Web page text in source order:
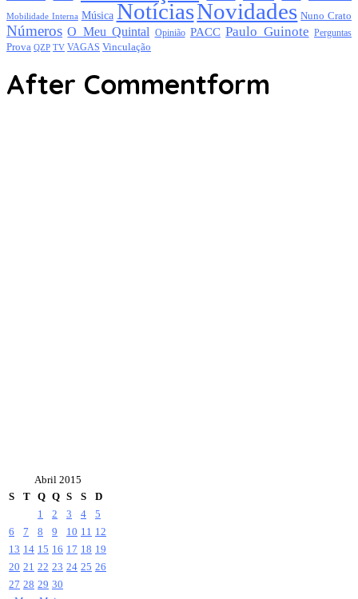
Mobilidade Interna Música NotíciasNovidades Nuno Crato
Números O Meu Quintal Opinião PACC Paulo Guinote Perguntas
Prova QZP TV VAGAS Vinculação
After Commentform
Abril 2015
S
T Q Q S S
D
1
2 3 4
5
6
7 8 9 10 11 12
13 14 15 16 17 18 19
20 21 22 23 24 25 26
27 28 29 30